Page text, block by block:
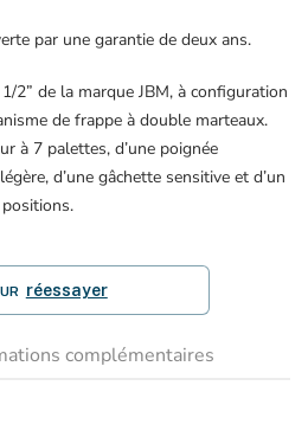
par une garantie de deux ans.
2” de la marque JBM, à configuration
de frappe à double marteaux.
à 7 palettes, d’une poignée
d’une gâchette sensitive et d’un
réessayer
complémentaires